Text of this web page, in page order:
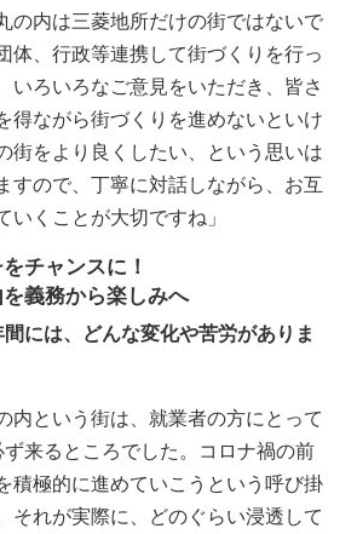
の内は三菱地所だけの街ではないで
体、行政等連携して街づくりを行っ
いろいろなご意見をいただき、皆さ
得ながら街づくりを進めないといけ
街をより良くしたい、という思いは
すので、丁寧に対話しながら、お互
いくことが大切ですね」
チャンスに！
義務から楽しみへ
には、どんな変化や苦労がありま
内という街は、就業者の方にとって
来るところでした。コロナ禍の前
積極的に進めていこうという呼び掛
それが実際に、どのぐらい浸透して